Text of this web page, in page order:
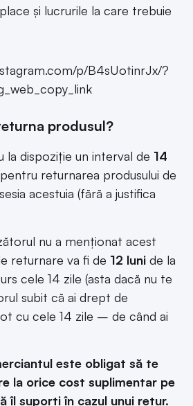
și lucrurile la care trebuie
p/B4sUotinrJx/?
produsul?
la dispoziție un interval de 14
pentru returnarea produsului de
acestuia (fără a justifica
nu a menționat acest
returnare va fi de 12 luni de la
cele 14 zile (asta dacă nu te
subit că ai drept de
cu cele 14 zile – de când ai
este obligat să te
la orice cost suplimentar pe
îl suporți în cazul unui retur.